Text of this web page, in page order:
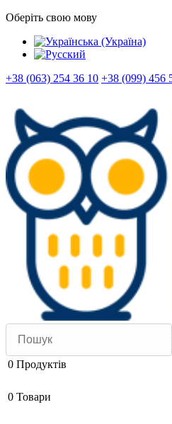
Оберіть свою мову
+38 (063) 254 36 10 +38 (099) 456
0 Продуктів
0 Товари